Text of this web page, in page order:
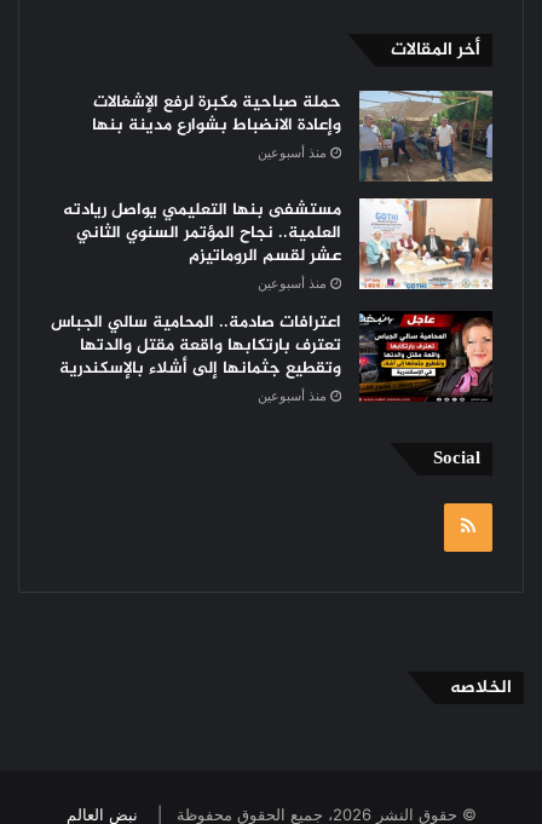
أخر المقالات
حملة صباحية مكبرة لرفع الإشغالات
وإعادة الانضباط بشوارع مدينة بنها
منذ أسبوعين
مستشفى بنها التعليمي يواصل ريادته
العلمية.. نجاح المؤتمر السنوي الثاني
عشر لقسم الروماتيزم
منذ أسبوعين
اعترافات صادمة.. المحامية سالي الجباس
تعترف بارتكابها واقعة مقتل والدتها
وتقطيع جثمانها إلى أشلاء بالإسكندرية
منذ أسبوعين
Social
RSS
الخلاصه
© حقوق النشر 2026، جميع الحقوق محفوظة | نبض العالم